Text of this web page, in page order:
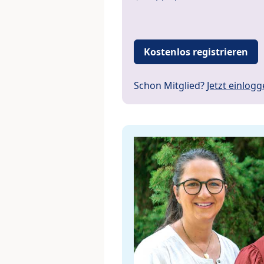
Kostenlos registrieren
Schon Mitglied? Jetzt